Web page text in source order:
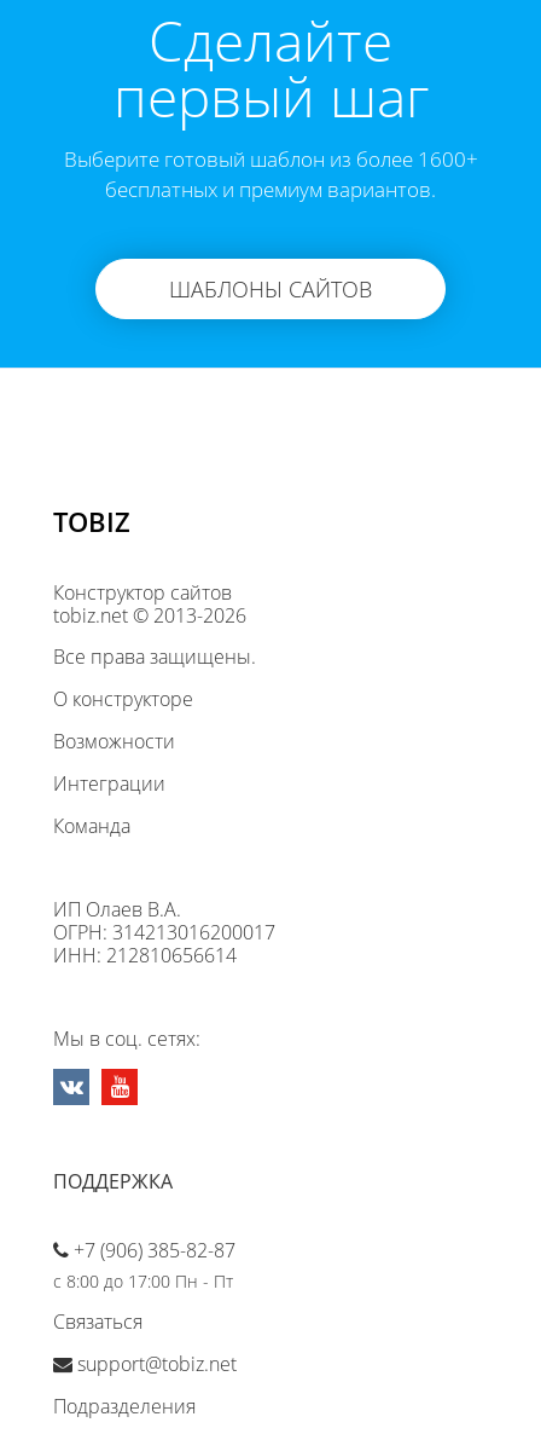
Cделайте
первый шаг
Выберите готовый шаблон из более 1600+
бесплатных и премиум вариантов.
ШАБЛОНЫ САЙТОВ
TOBIZ
Конструктор сайтов
tobiz.net © 2013-2026
Все права защищены.
О конструкторе
Возможности
Интеграции
Команда
ИП Олаев В.А.
ОГРН: 314213016200017
ИНН: 212810656614
Мы в соц. сетях:
ПОДДЕРЖКА
+7 (906) 385-82-87
с 8:00 до 17:00 Пн - Пт
Связаться
support@tobiz.net
Подразделения